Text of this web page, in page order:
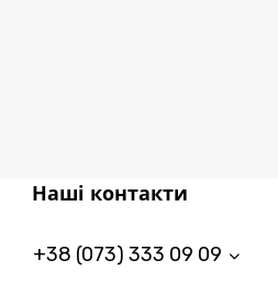
Наші контакти
+38 (073) 333 09 09